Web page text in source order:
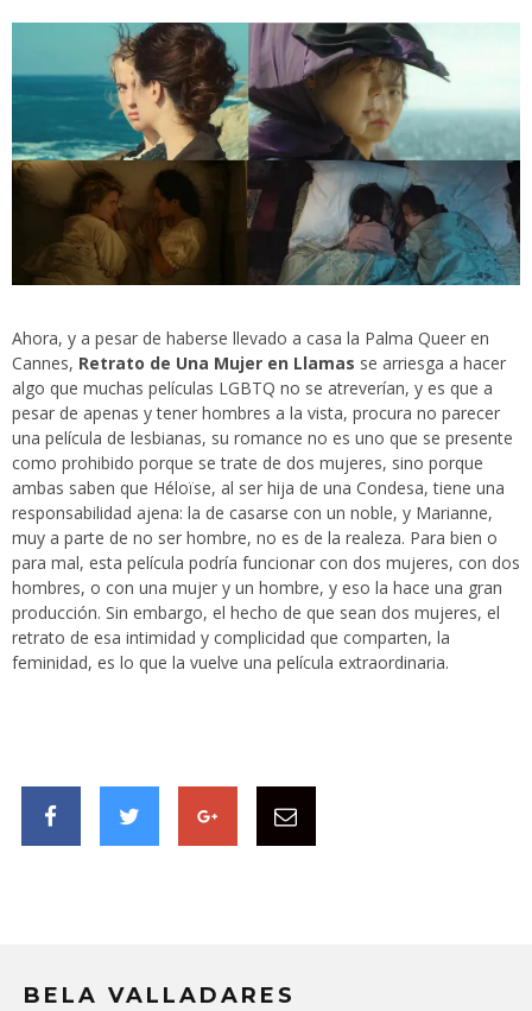
Ahora, y a pesar de haberse llevado a casa la Palma Queer en
Cannes, Retrato de Una Mujer en Llamas se arriesga a hacer
algo que muchas películas LGBTQ no se atreverían, y es que a
pesar de apenas y tener hombres a la vista, procura no parecer
una película de lesbianas, su romance no es uno que se presente
como prohibido porque se trate de dos mujeres, sino porque
ambas saben que Héloïse, al ser hija de una Condesa, tiene una
responsabilidad ajena: la de casarse con un noble, y Marianne,
muy a parte de no ser hombre, no es de la realeza. Para bien o
para mal, esta película podría funcionar con dos mujeres, con dos
hombres, o con una mujer y un hombre, y eso la hace una gran
producción. Sin embargo, el hecho de que sean dos mujeres, el
retrato de esa intimidad y complicidad que comparten, la
feminidad, es lo que la vuelve una película extraordinaria.
BELA VALLADARES